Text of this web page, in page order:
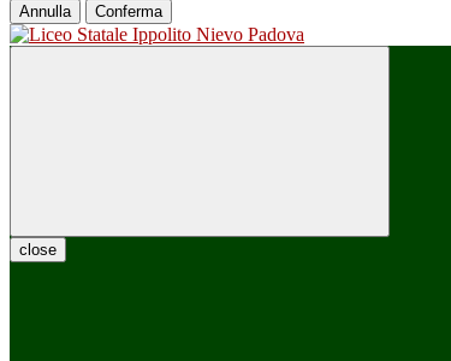
Annulla Conferma
close